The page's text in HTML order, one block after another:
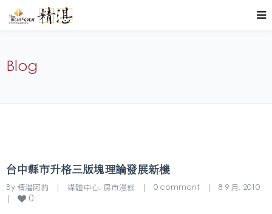
Blog
台中縣市升格三版塊理論發展新機
By 精湛阿豹 媒體中心, 房市漫談 0 comment
0